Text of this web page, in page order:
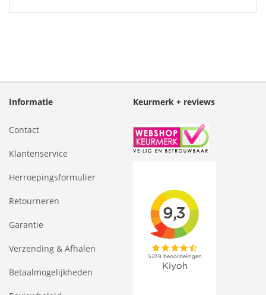
Informatie
Contact
Klantenservice
Herroepingsformulier
Retourneren
Garantie
Verzending & Afhalen
Betaalmogelijkheden
Keurmerk + reviews